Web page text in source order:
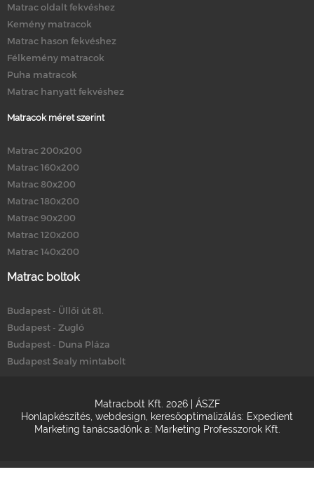
Matrac oldalt fekvéshez
Kemény matracok
Matrac hason fekvéshez
Félkemény matracok
Puha matracok
Matrac hanyatt fekvéshez
Matracok méret szerint
Matrac 200x200
Matrac 160x200
Matrac 80x200
Matrac 180x200
Matrac 90x200
Matrac 120x200
Matrac 140x200
Matrac boltok
Budapest - Üllői út 81.
Budapest - Zugló
Budapest - Duna Pláza
Budapest Sealy mintabolt
Matracbolt Kft. 2026 | ÁSZF
Honlapkészítés webdesign keresőoptimalizálás: Expedient
Marketing tanácsadónk a: Marketing Professzorok Kft.